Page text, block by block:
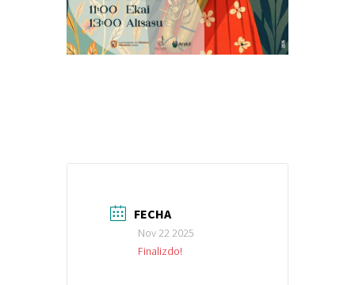
FECHA
Nov 22 2025
Finalizdo!